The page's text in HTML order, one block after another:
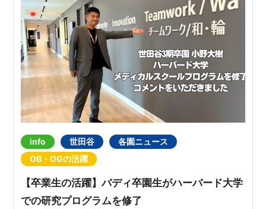
info 世田谷
各園ニュース
OB・OGの活躍
【卒業生の活躍】バディ卒園生がハーバード大学
での研究プログラムを修了